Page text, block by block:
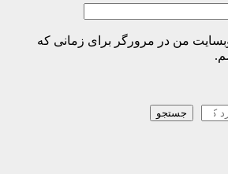
وبسایت من در مرورگر برای زمانی که
جستجو